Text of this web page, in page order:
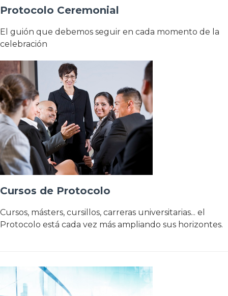
Protocolo Ceremonial
El guión que debemos seguir en cada momento de la
celebración
Cursos de Protocolo
Cursos, másters, cursillos, carreras universitarias... el
Protocolo está cada vez más ampliando sus horizontes.